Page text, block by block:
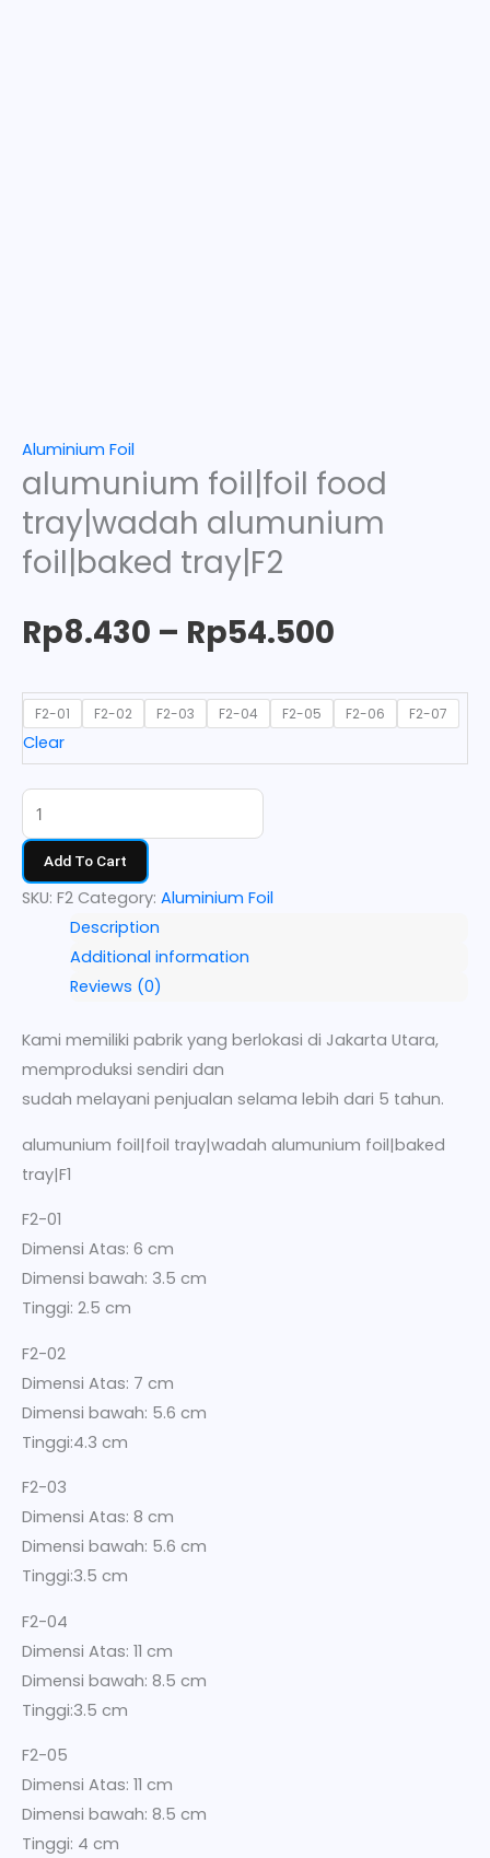
Aluminium Foil
alumunium foil|foil food
tray|wadah alumunium
foil|baked tray|F2
Rp8.430 – Rp54.500
F2-01 F2-02 F2-03 F2-04 F2-05 F2-06 F2-07
Clear
Add To Cart
SKU: F2 Category: Aluminium Foil
Description
Additional information
Reviews (0)
Kami memiliki pabrik yang berlokasi di Jakarta Utara,
memproduksi sendiri dan
sudah melayani penjualan selama lebih dari 5 tahun.
alumunium foil|foil tray|wadah alumunium foil|baked
tray|F1
F2-01
Dimensi Atas: 6 cm
Dimensi bawah: 3.5 cm
Tinggi: 2.5 cm
F2-02
Dimensi Atas: 7 cm
Dimensi bawah: 5.6 cm
Tinggi:4.3 cm
F2-03
Dimensi Atas: 8 cm
Dimensi bawah: 5.6 cm
Tinggi:3.5 cm
F2-04
Dimensi Atas: 11 cm
Dimensi bawah: 8.5 cm
Tinggi:3.5 cm
F2-05
Dimensi Atas: 11 cm
Dimensi bawah: 8.5 cm
Tinggi: 4 cm